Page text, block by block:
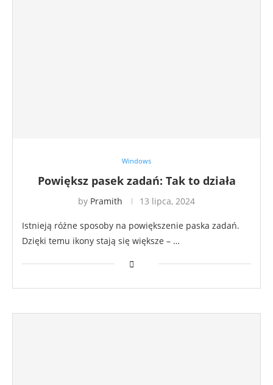
Windows
Powiększ pasek zadań: Tak to działa
by Pramith 13 lipca, 2024
Istnieją różne sposoby na powiększenie paska zadań.
Dzięki temu ikony stają się większe – …